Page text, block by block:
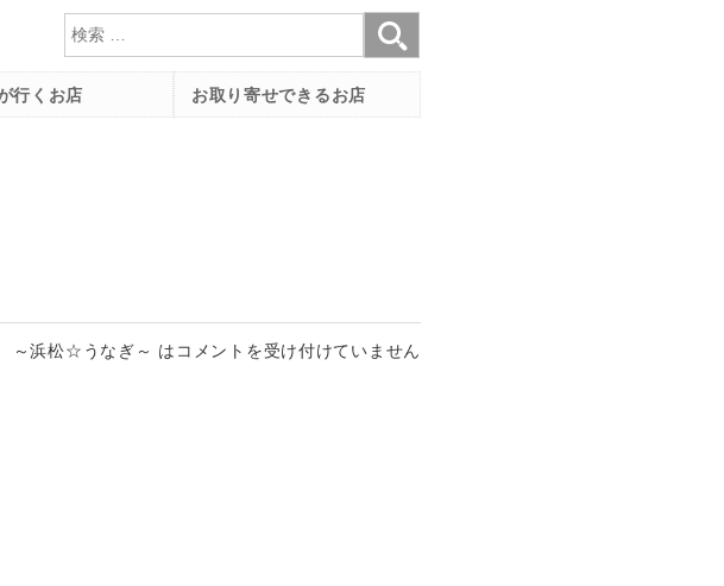
検索
～浜松☆うなぎ～ は コメントを受け付けていません
行くお店 お取り寄せできるお店